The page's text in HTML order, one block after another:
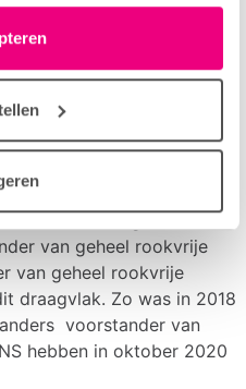
via het cookie-icoontje
met partners is te vinden
Kantar Public onder
en ouder in opdracht van
blijkt dat er veel
Rover Jong. Zo is 75%
van geheel rookvrije
van geheel rookvrije
draagvlak. Zo was in 2018
voorstander van
hebben in oktober 2020